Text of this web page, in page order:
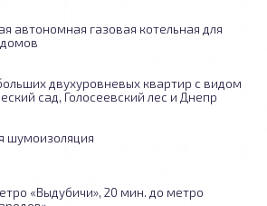
автономная газовая котельная для
двухуровневых квартир с видом
сад, Голосеевский лес и Днепр
шумоизоляция
«Выдубичи», 20 мин. до метро